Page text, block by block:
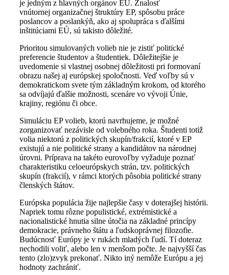
je jedným z hlavných orgánov EÚ. Znalosť
vnútornej organizačnej štruktúry EP, spôsobu práce
poslancov a poslankýň, ako aj spolupráca s ďalšími
inštitúciami EÚ, sú takisto dôležité.
Prioritou simulovaných volieb nie je zistiť politické
preferencie študentov a študentiek. Dôležitejšie je
uvedomenie si vlastnej osobnej dôležitosti pri formovaní
obrazu našej aj európskej spoločnosti. Veď voľby sú v
demokratickom svete tým základným krokom, od ktorého
sa odvíjajú ďalšie možnosti, scenáre vo vývoji Únie,
krajiny, regiónu či obce.
Simuláciu EP volieb, ktorú navrhujeme, je možné
zorganizovať nezávisle od volebného roka. Študenti totiž
volia niektorú z politických skupín/frakcií, ktoré v EP
existujú a nie politické strany a kandidátov na národnej
úrovni. Príprava na takéto eurovoľby vyžaduje poznať
charakteristiku celoeurópskych strán, tzv. politických
skupín (frakcií), v rámci ktorých pôsobia politické strany
členských štátov.
Európska populácia žije najlepšie časy v doterajšej histórii.
Napriek tomu rôzne populistické, extrémistické a
nacionalistické hnutia silne útočia na základné princípy
demokracie, právneho štátu a ľudskoprávnej filozofie.
Budúcnosť Európy je v rukách mladých ľudí. Tí doteraz
nechodili voliť, alebo len v menšom počte. Je najvyšší čas
tento (zlo)zvyk prekonať. Nikto iný nemôže Európu a jej
hodnoty zachrániť.